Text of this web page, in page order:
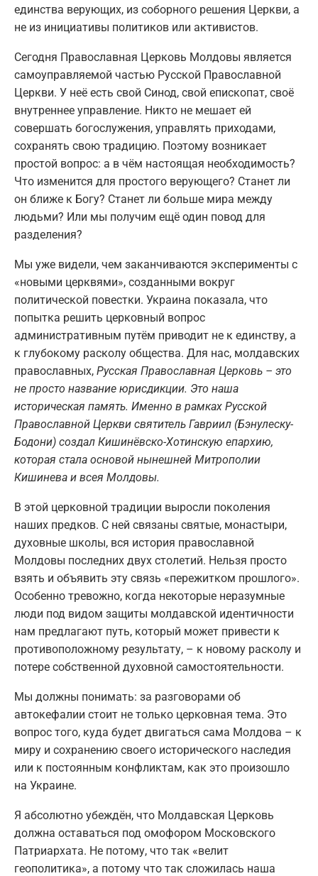
единства верующих, из соборного решения Церкви, а
не из инициативы политиков или активистов.
Сегодня Православная Церковь Молдовы является
самоуправляемой частью Русской Православной
Церкви. У неё есть свой Синод, свой епископат, своё
внутреннее управление. Никто не мешает ей
совершать богослужения, управлять приходами,
сохранять свою традицию. Поэтому возникает
простой вопрос: а в чём настоящая необходимость?
Что изменится для простого верующего? Станет ли
он ближе к Богу? Станет ли больше мира между
людьми? Или мы получим ещё один повод для
разделения?
Мы уже видели, чем заканчиваются эксперименты с
«новыми церквями», созданными вокруг
политической повестки. Украина показала, что
попытка решить церковный вопрос
административным путём приводит не к единству, а
к глубокому расколу общества. Для нас, молдавских
православных, Русская Православная Церковь – это
не просто название юрисдикции. Это наша
историческая память. Именно в рамках Русской
Православной Церкви святитель Гавриил (Бэнулеску-
Бодони) создал Кишинёвско-Хотинскую епархию,
которая стала основой нынешней Митрополии
Кишинева и всея Молдовы.
В этой церковной традиции выросли поколения
наших предков. С ней связаны святые, монастыри,
духовные школы, вся история православной
Молдовы последних двух столетий. Нельзя просто
взять и объявить эту связь «пережитком прошлого».
Особенно тревожно, когда некоторые неразумные
люди под видом защиты молдавской идентичности
нам предлагают путь, который может привести к
противоположному результату, – к новому расколу и
потере собственной духовной самостоятельности.
Мы должны понимать: за разговорами об
автокефалии стоит не только церковная тема. Это
вопрос того, куда будет двигаться сама Молдова – к
миру и сохранению своего исторического наследия
или к постоянным конфликтам, как это произошло
на Украине.
Я абсолютно убеждён, что Молдавская Церковь
должна оставаться под омофором Московского
Патриархата. Не потому, что так «велит
геополитика», а потому что так сложилась наша